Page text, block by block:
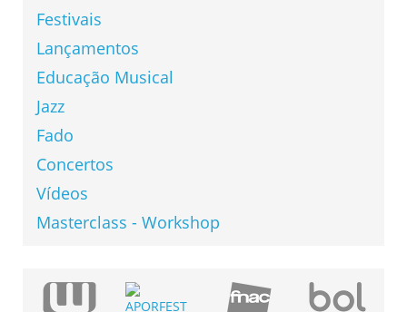
Festivais
Lançamentos
Educação Musical
Jazz
Fado
Concertos
Vídeos
Masterclass - Workshop